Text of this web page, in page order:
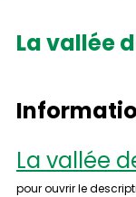
La vallée
La vallée
pour ouvrir le